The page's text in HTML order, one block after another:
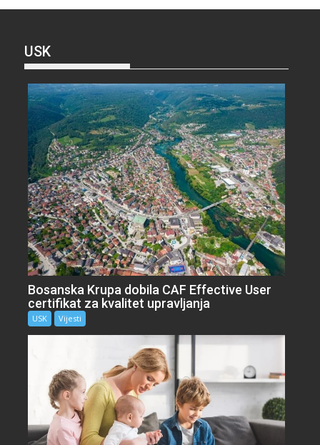
USK
Bosanska Krupa dobila CAF Effective User
certifikat za kvalitet upravljanja
USK Vijesti